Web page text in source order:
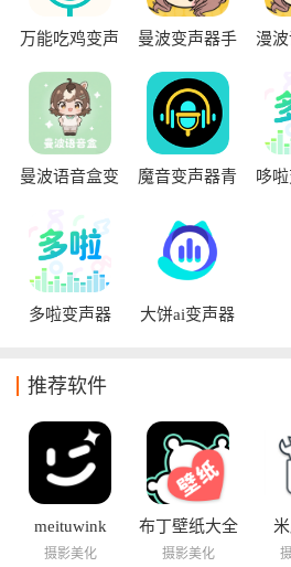
提供给用户语音包的功能和实时变
开黑或者是通话的过程中直接使用，
万能吃鸡变声
曼波变声器手
漫
曼波语音盒变
魔音变声器青
哆
多啦变声器
大饼ai变声器
推荐软件
meituwink
摄影美化
布丁壁纸大全
摄影美化